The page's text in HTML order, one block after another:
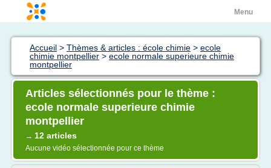
Menu
Accueil > Thèmes & articles : école chimie > ecole
chimie montpellier > ecole normale superieure chimie
montpellier
Articles sélectionnés pour le thème :
ecole normale superieure chimie
montpellier
→ 12 articles
Aucune vidéo sélectionnée pour ce thème